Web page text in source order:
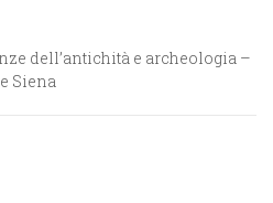
dell’antichità e archeologia –
Siena